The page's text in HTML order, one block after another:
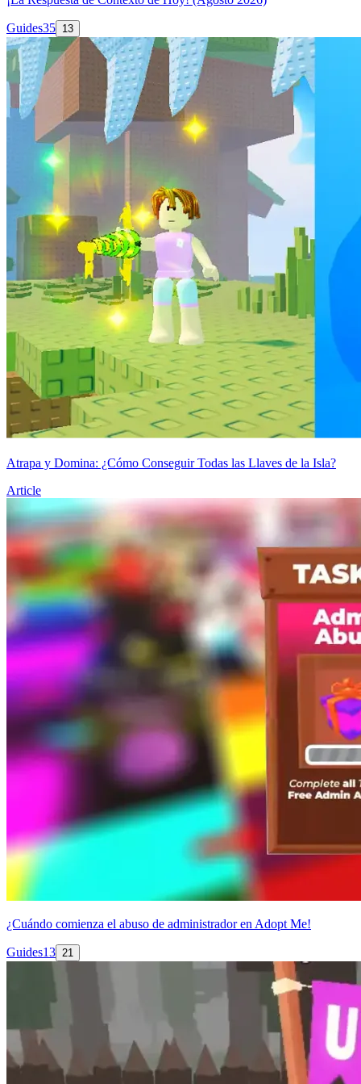
Guides35 13
Atrapa y Domina: ¿Cómo Conseguir Todas las Llaves de la Isla?
Article
¿Cuándo comienza el abuso de administrador en Adopt Me!
Guides13 21